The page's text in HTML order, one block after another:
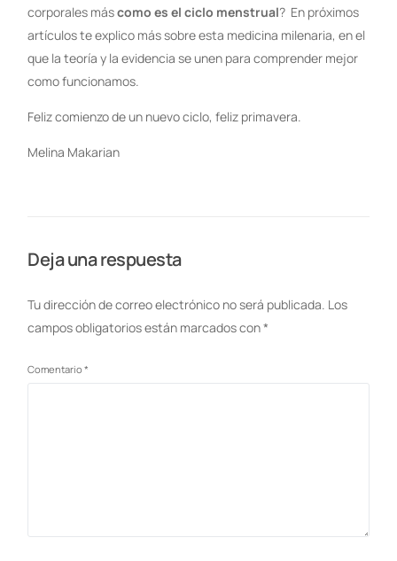
corporales máscomo es el ciclo menstrual? En próximos
artículos te explico más sobre esta medicina milenaria, en el
que la teoría y la evidencia se unen para comprender mejor
como funcionamos.
Feliz comienzo de un nuevo ciclo, feliz primavera.
Melina Makarian
Deja una respuesta
Tu dirección de correo electrónico no será publicada. Los
campos obligatorios están marcados con*
Comentario*